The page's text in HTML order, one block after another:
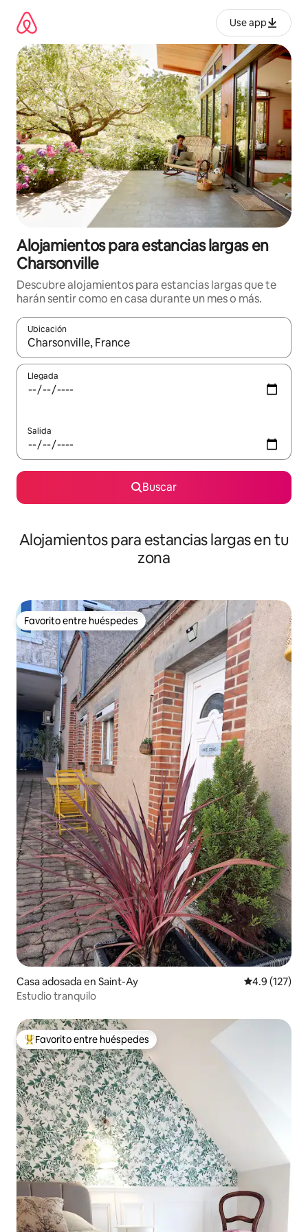
contenido
Use app
Alojamientos para estancias largas en
Charsonville
Descubre alojamientos para estancias largas que te
harán sentir como en casa durante un mes o más.
Ubicación
Cuando los resultados estén disponibles, podrás navegar
Llegada
Salida
Buscar
Alojamientos para estancias largas en tu
zona
Favorito entre huéspedes
Favorito entre huéspedes
Casa adosada en Saint-Ay Calificación
4.9 (127)
Estudio tranquilo
De los mejores en Favorito entre huéspedes
Favorito entre huéspedes